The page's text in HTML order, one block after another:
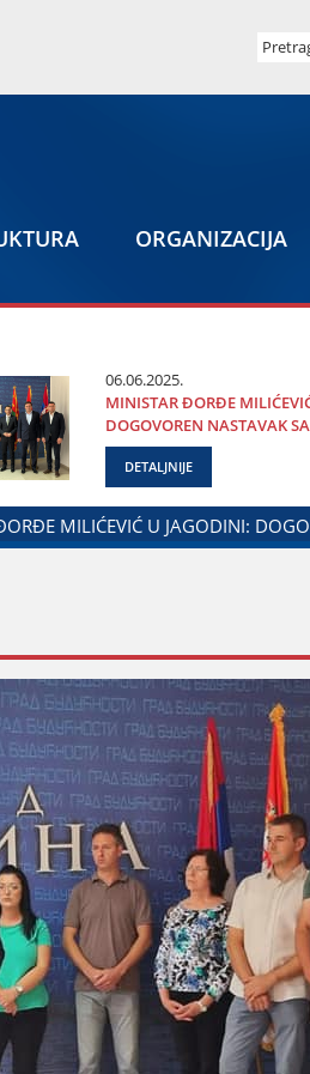
ORGANIZACIЈA
06.06.2025.
MINISTAR ĐORĐE
DOGOVOREN NASTAVAK
DETALJNIJE
ZA ODNOSE SA DIЈASPOROM